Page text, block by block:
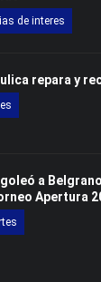
de interes
repara y
goleó a
Apertura